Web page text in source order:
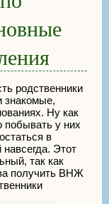
родственники
знакомые,
Ну как
побывать у них
в
Этот
так как
получить ВНЖ